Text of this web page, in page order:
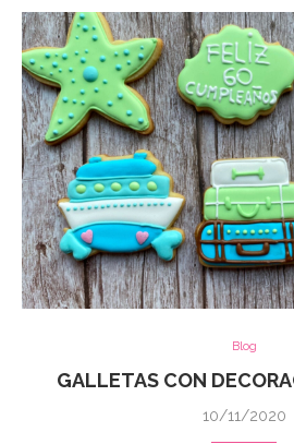
Blog
GALLETAS CON
10/11/2020